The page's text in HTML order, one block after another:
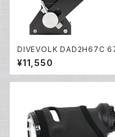
DIVEVOLK DAD2H67C
m エクスパンションクランプ
690]
¥11,550